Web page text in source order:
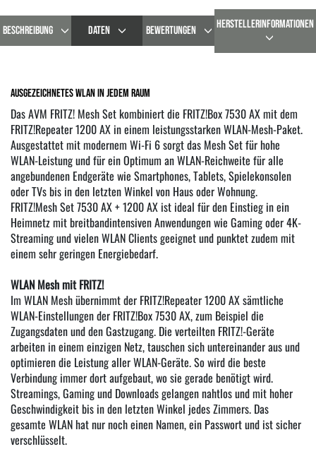
BESCHREIBUNG DATEN BEWERTUNGEN HERSTELLERINFORMATIONEN
Ausgezeichnetes WLAN in jedem Raum
Das AVM FRITZ! Mesh Set kombiniert die FRITZ!Box 7530 AX mit dem
FRITZ!Repeater 1200 AX in einem leistungsstarken WLAN-Mesh-Paket.
Ausgestattet mit modernem Wi-Fi 6 sorgt das Mesh Set für hohe
WLAN-Leistung und für ein Optimum an WLAN-Reichweite für alle
angebundenen Endgeräte wie Smartphones, Tablets, Spielekonsolen
oder TVs bis in den letzten Winkel von Haus oder Wohnung.
FRITZ!Mesh Set 7530 AX + 1200 AX ist ideal für den Einstieg in ein
Heimnetz mit breitbandintensiven Anwendungen wie Gaming oder 4K-
Streaming und vielen WLAN Clients geeignet und punktet zudem mit
einem sehr geringen Energiebedarf.
WLAN Mesh mit FRITZ!
Im WLAN Mesh übernimmt der FRITZ!Repeater 1200 AX sämtliche
WLAN-Einstellungen der FRITZ!Box 7530 AX, zum Beispiel die
Zugangsdaten und den Gastzugang. Die verteilten FRITZ!-Geräte
arbeiten in einem einzigen Netz, tauschen sich untereinander aus und
optimieren die Leistung aller WLAN-Geräte. So wird die beste
Verbindung immer dort aufgebaut, wo sie gerade benötigt wird.
Streamings, Gaming und Downloads gelangen nahtlos und mit hoher
Geschwindigkeit bis in den letzten Winkel jedes Zimmers. Das
gesamte WLAN hat nur noch einen Namen, ein Passwort und ist sicher
verschlüsselt.